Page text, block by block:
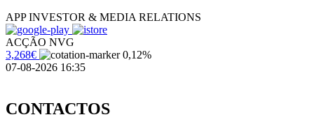
APP INVESTOR & MEDIA RELATIONS
ACÇÃO NVG
3,268€
0,12%
07-08-2026 16:35
CONTACTOS